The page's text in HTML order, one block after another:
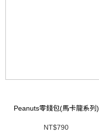
Peanuts零錢包(馬卡龍系列)
NT$790